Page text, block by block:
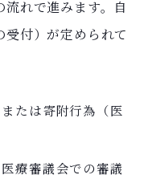
れで進みます。自
付）が定められて
たは寄附行為（医
療審議会での審議